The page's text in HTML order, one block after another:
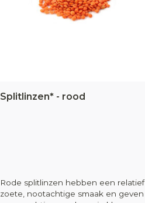
Splitlinzen* - rood
Rode splitlinzen hebben een relatief
zoete, nootachtige smaak en geven